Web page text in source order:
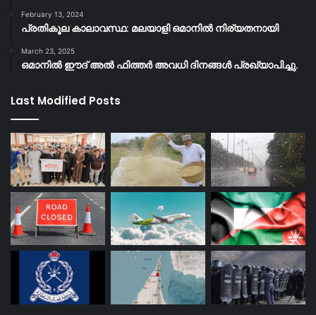
February 13, 2024
പ്രതികൂല കാലാവസ്ഥ: മലയാളി ഒമാനിൽ നിര്യതനായി
March 23, 2025
ഒമാനിൽ ഈദ് അൽ ഫിത്തർ അവധി ദിനങ്ങൾ പ്രഖ്യാപിച്ചു.
Last Modified Posts